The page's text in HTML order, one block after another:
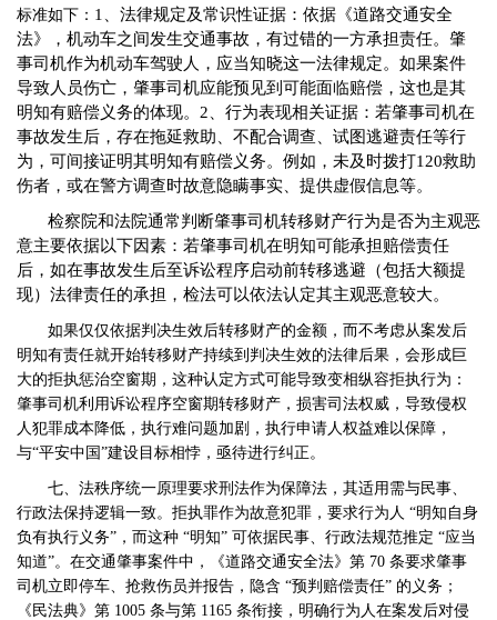
标准如下： 1、法律规定及常识性证据：依据《道路交通安全
法》，机动车之间发生交通事故，有过错的一方承担责任。肇
事司机作为机动车驾驶人，应当知晓这一法律规定。如果案件
导致人员伤亡，肇事司机应能预见到可能面临赔偿，这也是其
明知有赔偿义务的体现。 2、行为表现相关证据：若肇事司机在
事故发生后，存在拖延救助、不配合调查、试图逃避责任等行
为，可间接证明其明知有赔偿义务。例如，未及时拨打120救助
伤者，或在警方调查时故意隐瞒事实、提供虚假信息等。
检察院和法院通常判断肇事司机转移财产行为是否为主观恶
意主要依据以下因素：若肇事司机在明知可能承担赔偿责任
后，如在事故发生后至诉讼程序启动前转移逃避（包括大额提
现）法律责任的承担，检法可以依法认定其主观恶意较大。
如果仅仅依据判决生效后转移财产的金额，而不考虑从案发后
明知有责任就开始转移财产持续到判决生效的法律后果，会形成巨
大的拒执惩治空窗期，这种认定方式可能导致变相纵容拒执行为：
肇事司机利用诉讼程序空窗期转移财产，损害司法权威，导致侵权
人犯罪成本降低，执行难问题加剧，执行申请人权益难以保障，
与“平安中国”建设目标相悖，亟待进行纠正。
七、法秩序统一原理要求刑法作为保障法，其适用需与民事、
行政法保持逻辑一致。拒执罪作为故意犯罪，要求行为人 “明知自身
负有执行义务”，而这种 “明知” 可依据民事、行政法规范推定 “应当
知道”。在交通肇事案件中，《道路交通安全法》第 70 条要求肇事
司机立即停车、抢救伤员并报告，隐含 “预判赔偿责任” 的义务；
《民法典》第 1005 条与第 1165 条衔接，明确行为人在案发后对侵